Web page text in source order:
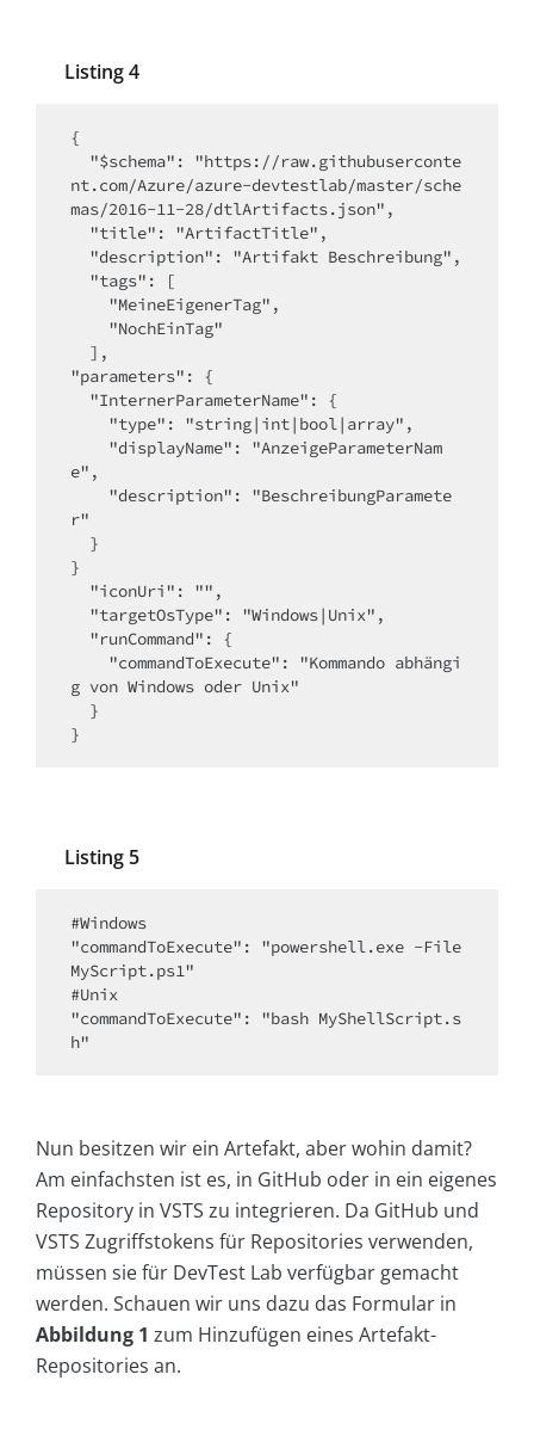
Listing 4
{
nt.com/Azure/azure-devtestlab/master/sche
mas/2016-11-28/dtlArtifacts.json",
"parameters": {
e",
r"
}
g von Windows oder Unix"
}
Listing 5
#Windows
"commandToExecute": "powershell.exe -File
MyScript.ps1"
#Unix
"commandToExecute": "bash MyShellScript.s
h"
Nun besitzen wir ein Artefakt, aber wohin damit?
Am einfachsten ist es, in GitHub oder in ein eigenes
Repository in VSTS zu integrieren. Da GitHub und
VSTS Zugriffstokens für Repositories verwenden,
müssen sie für DevTest Lab verfügbar gemacht
werden. Schauen wir uns dazu das Formular in
Abbildung 1 zum Hinzufügen eines Artefakt-
Repositories an.